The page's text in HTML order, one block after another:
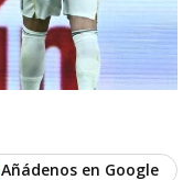
Añádenos en Google